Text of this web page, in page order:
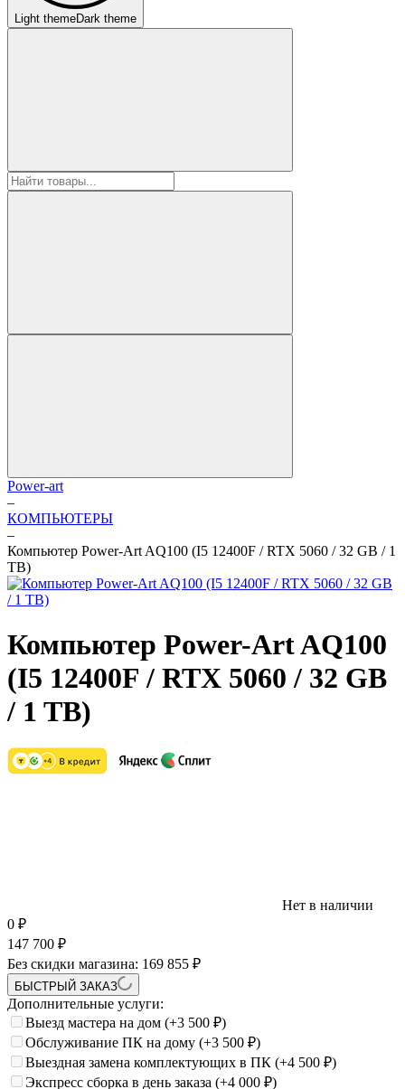
Light themeDark theme
Power-art
–
КОМПЬЮТЕРЫ
–
Компьютер Power-Art AQ100 (I5 12400F / RTX 5060 / 32 GB / 1
TB)
Компьютер Power-Art AQ100
(I5 12400F / RTX 5060 / 32 GB
/ 1 TB)
Нет в наличии
0 ₽
147 700 ₽
Без скидки магазина: 169 855 ₽
БЫСТРЫЙ ЗАКАЗ
Дополнительные услуги:
Выезд мастера на дом (+3 500 ₽)
Обслуживание ПК на дому (+3 500 ₽)
Выездная замена комплектующих в ПК (+4 500 ₽)
Экспресс сборка в день заказа (+4 000 ₽)